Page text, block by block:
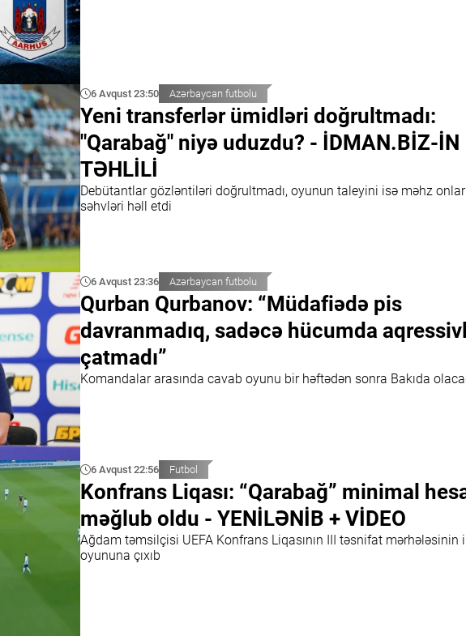
6 Avqust 23:50 Azərbaycan futbolu
Yeni transferlər ümidləri doğrultmadı:
"Qarabağ" niyə uduzdu? - İDMAN.BİZ-İN
TƏHLİLİ
Debütantlar gözləntiləri doğrultmadı, oyunun taleyini isə məhz
səhvləri həll etdi
6 Avqust 23:36 Azərbaycan futbolu
Qurban Qurbanov: “Müdafiədə pis
davranmadıq, sadəcə hücumda
çatmadı”
Komandalar arasında cavab oyunu bir həftədən sonra Bakıda
6 Avqust 22:56 Futbol
Konfrans Liqası: “Qarabağ” minimal
məğlub oldu - YENİLƏNİB + VİDEO
Ağdam təmsilçisi UEFA Konfrans Liqasının III təsnifat mərhələsinin
oyununa çıxıb